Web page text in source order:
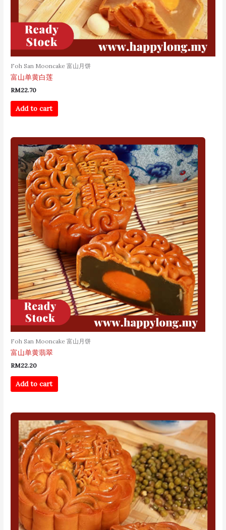
Foh San Mooncake 富山月饼
富山单黄白莲
RM22.70
Add to cart
Foh San Mooncake 富山月饼
富山单黄翡翠
RM22.20
Add to cart